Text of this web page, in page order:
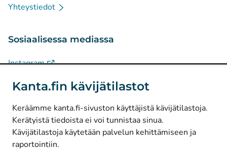
Kanta.fin kävijätilastot
Keräämme kanta.fi-sivuston käyttäjistä kävijätilastoja.
Kerätyistä tiedoista ei voi tunnistaa sinua.
Kävijätilastoja käytetään palvelun kehittämiseen ja
raportointiin.
Yhteystiedot
Sosiaalisessa mediassa
Instagram(Avautuu uuteen välilehteen)
Facebook(Avautuu uuteen välilehteen)
© Kanta-Palvelut, Kansaneläkelaitos
Tietosuoja